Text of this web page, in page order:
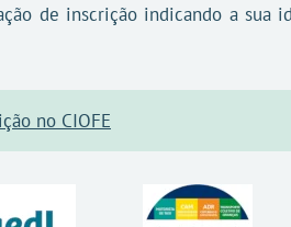
de inscrição indicando a sua
no CIOFE